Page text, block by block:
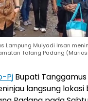
Lampung Mulyadi Irsan
Talang Padang
Pj Bupati
langsung lokasi